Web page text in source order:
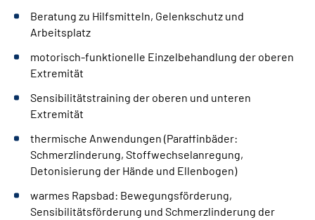
Beratung zu Hilfsmitteln, Gelenkschutz und
Arbeitsplatz
motorisch-funktionelle Einzelbehandlung der oberen
Extremität
Sensibilitätstraining der oberen und unteren
Extremität
thermische Anwendungen (Paraffinbäder:
Schmerzlinderung, Stoffwechselanregung,
Detonisierung der Hände und Ellenbogen)
warmes Rapsbad: Bewegungsförderung,
Sensibilitätsförderung und Schmerzlinderung der